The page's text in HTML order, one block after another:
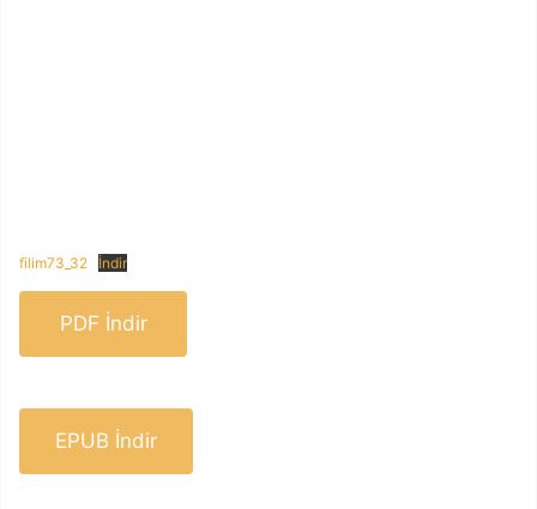
filim73_32 İndir
PDF İndir
EPUB İndir